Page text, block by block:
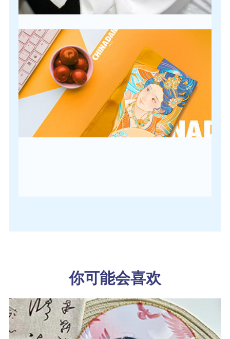
你可能会喜欢